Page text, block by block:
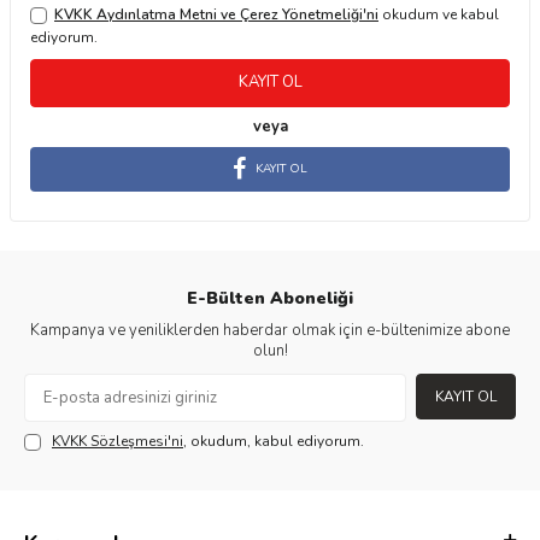
KVKK Aydınlatma Metni ve Çerez Yönetmeliği'ni okudum ve kabul
ediyorum.
KAYIT OL
veya
KAYIT OL
E-Bülten Aboneliği
Kampanya ve yeniliklerden haberdar olmak için e-bültenimize abone
olun!
KAYIT OL
KVKK Sözleşmesi'ni, okudum, kabul ediyorum.